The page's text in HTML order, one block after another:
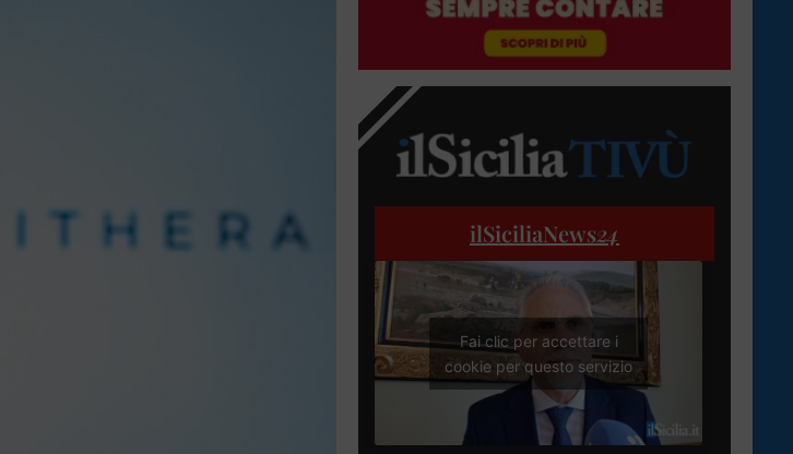
ilSiciliaNews24
Fai clic per accettare i
cookie per questo servizio